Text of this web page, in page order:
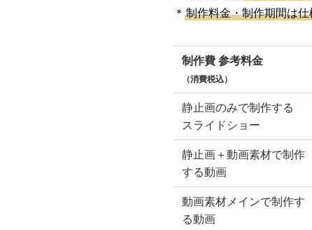
＊ 制作料金・制作期間は
制作費 参考料金
（消費税込）
静止画のみで制作する
スライドショー
静止画＋動画素材で制作
する動画
動画素材メインで制作す
る動画